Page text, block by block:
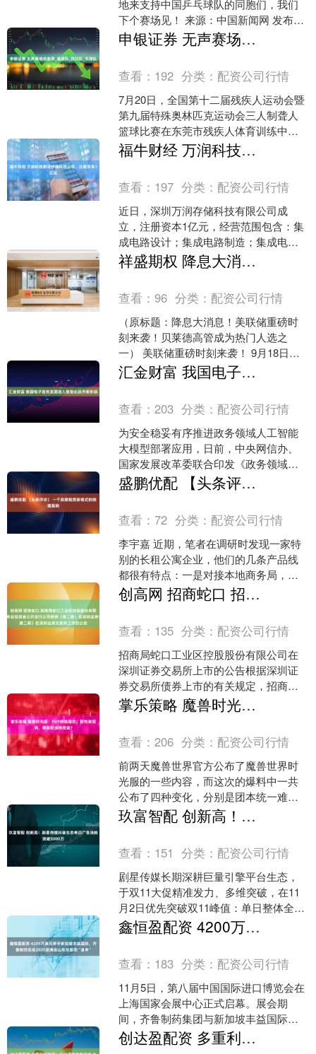
地来支持中国乒乓球队的同胞们，我们
下个赛场见！ 来源：中国新闻网 发布
于：北京市....
申银证券 无声赛场亦激昂_福建队_四川队_天津队
查看： 192 分类： 配资公司行情
7月20日，全国第十二届残疾人运动会暨
第九届特殊奥林匹克运动会三人制聋人
篮球比赛在东莞市残疾人体育训练中心
体育馆圆满落幕，天津队与福建队在男
子组决赛“巅峰对决”....
福牛财经 万润科技新设存储科技公司，注册资本1亿元
查看： 197 分类： 配资公司行情
近日，深圳万润存储科技有限公司成
立，注册资本1亿元，经营范围包含：集
成电路设计；集成电路制造；集成电路
销售；通信设备制造等。企查查股权穿
透显示，该公司由万润科技....
祥盛期权 降息大消息！美联储重磅时刻来袭！贝莱德高管成为热门人选之一
查看：96 分类： 配资公司行情
（原标题：降息大消息！美联储重磅时
刻来袭！贝莱德高管成为热门人选之
一） 美联储重磅时刻来袭！ 9月18日，
美联储FOMC将公布利率决议和经济预期
摘要；美联储主席....
汇金财富 我国电子政务发展进入智能化跃升新阶段
查看：203 分类： 配资公司行情
为安全稳妥有序推进政务领域人工智能
大模型部署应用，日前，中央网信办、
国家发展改革委联合印发《政务领域人
工智能大模型部署应用指引》（以下简
称《指引》），有序推进人....
盛鹏优配 【头条评论】 一个房屋租赁新模式的微观案例
查看：72 分类： 配资公司行情
李宇嘉 近期，笔者在调研时发现一家特
别的长租公寓企业，他们的几条产品线
都很有特点：一是对接本地商务局，为
来本市投资考察的外地企业团体提供短
则一个月、长则半年或以....
创高网 招商蛇口 招商局蛇口工业区控股股份有限公司2025年面向专业投资者公开发行公司债券（第二期）在深圳证券交易所上市的公告
查看： 135 分类： 配资公司行情
招商局蛇口工业区控股股份有限公司在
深圳证券交易所上市的公告根据深圳证
券交易所债券上市的有关规定，招商局
蛇口工业区控股股份有限公司2025年面
向专业投资者公开发行....
掌乐策略 魔兽时光服：PVP持续魔改，韧性装取消，哪些职业将受益？
查看：206 分类： 配资公司行情
前两天魔兽世界官方公布了魔兽世界时
光服的一些内容，而这次的爆料中一共
公布了四种变化，分别是团本统一难
度、传说武器可升级、套装全面重铸以
及不一样的PVP体验。仔细....
玖富智配 创新高！剧星传媒抖音生态单日广告消耗突破5000万
查看： 151 分类： 配资公司行情
剧星传媒长期深耕巨量引擎平台生态，
于双11大促精准发力、多维突破，在11
月2日优先突破双11峰值：单日整体全量
消耗5000万+；单日品牌消耗3500万+，
环比2....
鑫恒盈配资 4200万美元牵手新加坡丰益国际，齐鲁制药完成2025进博会山东交易团“首单”
查看： 183 分类： 配资公司行情
11月5日，第八届中国国际进口博览会在
上海国家会展中心正式启幕。展会期
间，齐鲁制药集团与新加坡丰益国际达
成4200万美元采购合作协议，成为本届
进博会山东省交易团....
创达盈配资 多重利好共振！光伏设备密集涨停 主力资金抢筹股曝光